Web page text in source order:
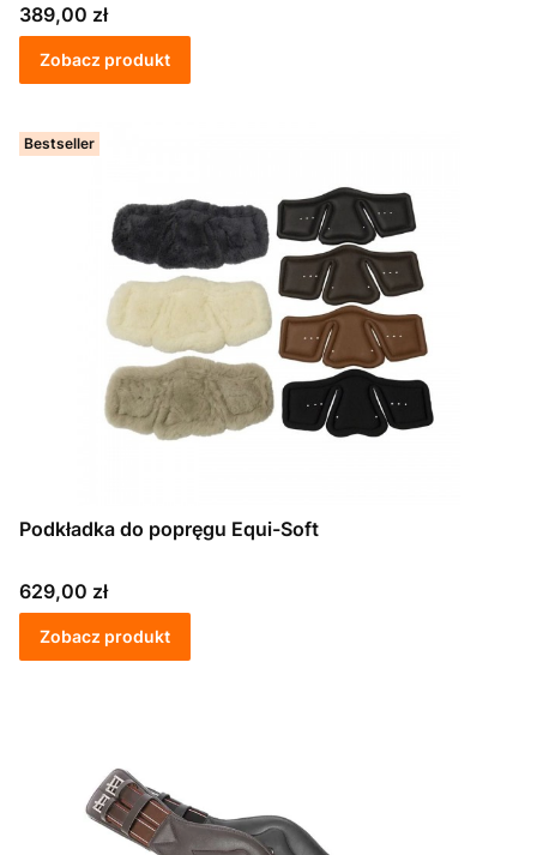
Cena
389,00 zł
Zobacz produkt
Bestseller
Podkładka do popręgu Equi-Soft
Cena
629,00 zł
Zobacz produkt